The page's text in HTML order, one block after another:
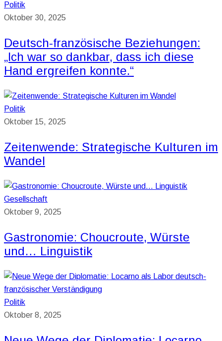
Politik
Oktober 30, 2025
Deutsch-französische Beziehungen:
„Ich war so dankbar, dass ich diese
Hand ergreifen konnte.“
Politik
Oktober 15, 2025
Zeitenwende: Strategische Kulturen im
Wandel
Gesellschaft
Oktober 9, 2025
Gastronomie: Choucroute, Würste
und… Linguistik
Politik
Oktober 8, 2025